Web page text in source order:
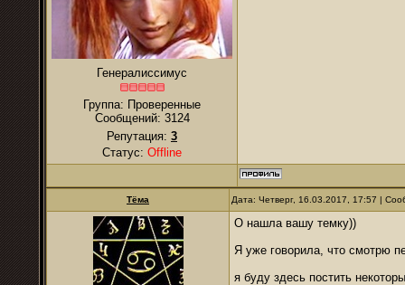
Генералиссимус
Группа: Проверенные
Сообщений: 3124
Репутация: 3
Статус: Offline
Тёма Дата: Четверг, 16.03.2017, 17:57 |
О нашла вашу темку))
Я уже говорила, что смотрю
я буду здесь постить